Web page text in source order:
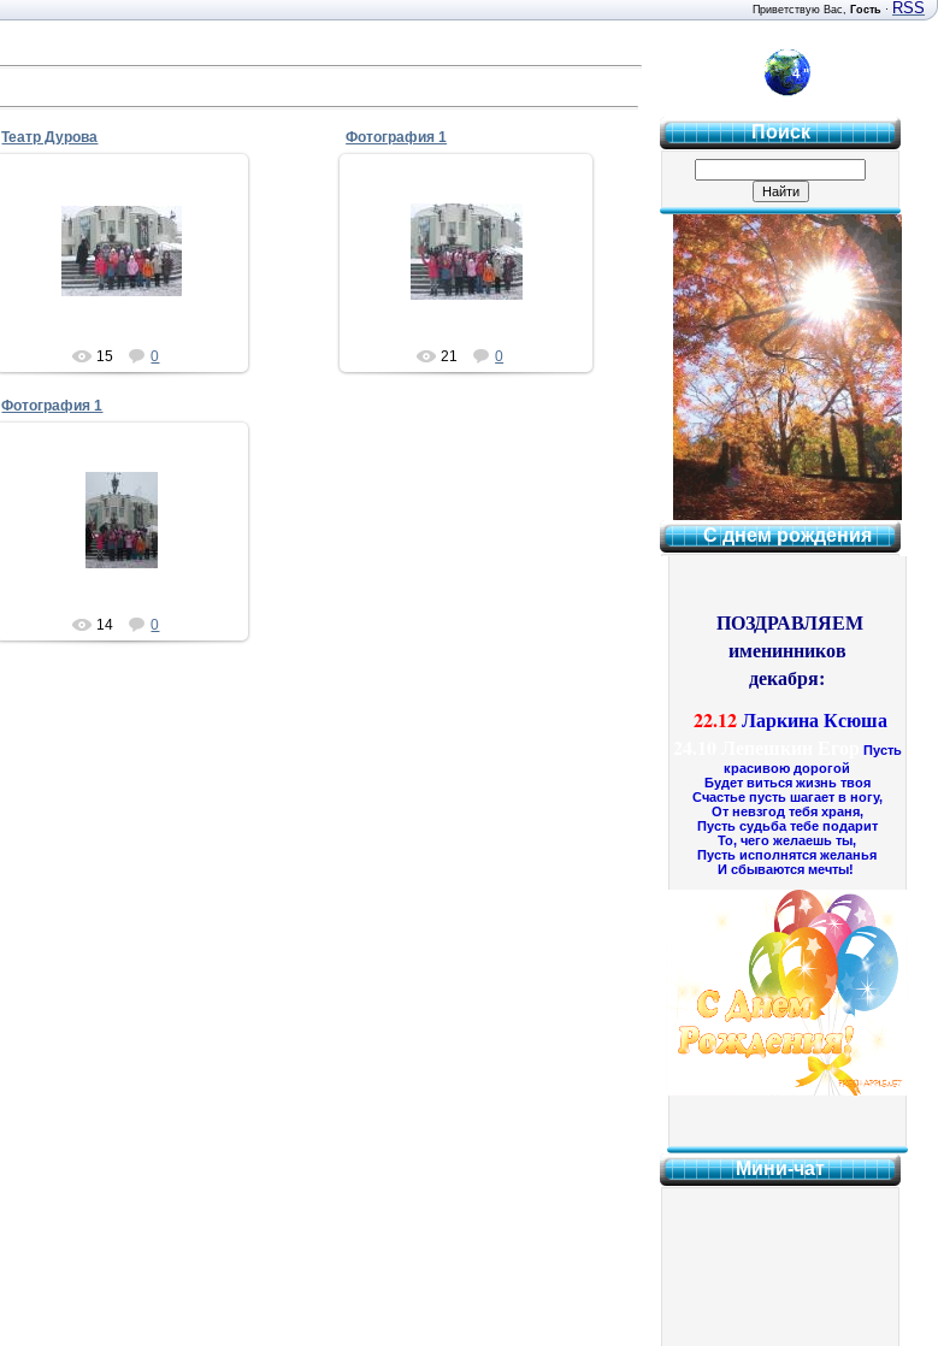
Приветствую Вас, Гость · RSS
Театр Дурова
02.02.2012
Mila
15 0
Фотография 1
02.02.2012
Mila
21 0
Фотография 1
02.02.2012
Mila
14 0
4 "Б"
Поиск
С днем рождения
ПОЗДРАВЛЯЕМ
именинников
декабря:
22.12Ларкина Ксюша
Пусть
красивою дорогой
Будет виться жизнь твоя
Счастье пусть шагает в ногу,
От невзгод тебя храня,
Пусть судьба тебе подарит
То, чего желаешь ты,
Пусть исполнятся желанья
И сбываются мечты!
Мини-чат